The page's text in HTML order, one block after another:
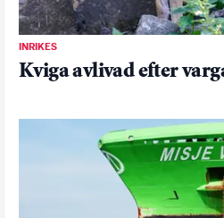
INRIKES
Kviga avlivad efter